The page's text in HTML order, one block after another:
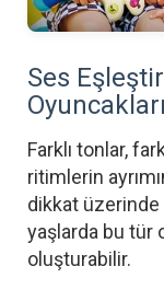
Ses
Oyuncakları
Farklı tonlar,
ritimlerin
dikkat
yaşlarda bu tür
oluşturabilir.